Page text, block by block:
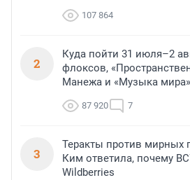
107 864
2
Куда пойти 31 июля–2
флоксов,
Манежа и «Музыка мира»
87 920 7
3
Теракты против мирных
Ким ответила, почему
Wildberries